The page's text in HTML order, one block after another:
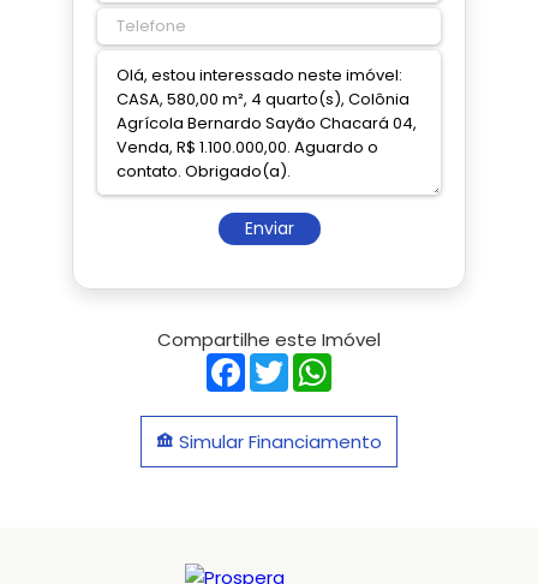
Enviar
Compartilhe este Imóvel
Facebook
Twitter
Simular Financiamento